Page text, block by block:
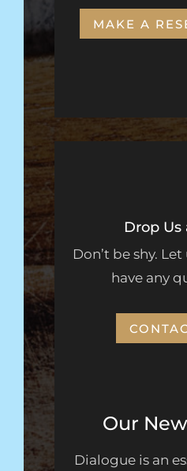
MAKE A
Drop Us
Don’t be shy.
have any
Our
Dialogue is an